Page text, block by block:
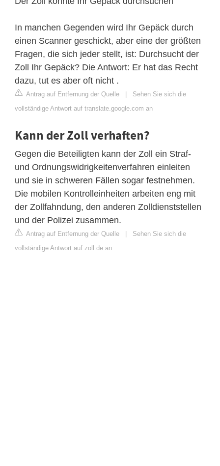
In manchen Gegenden wird Ihr Gepäck durch
einen Scanner geschickt, aber eine der größten
Fragen, die sich jeder stellt, ist: Durchsucht der
Zoll Ihr Gepäck? Die Antwort: Er hat das Recht
dazu, tut es aber oft nicht .
Antrag auf Entfernung der Quelle | Sehen Sie sich die
vollständige Antwort auf translate.google.com an
Kann der Zoll verhaften?
Gegen die Beteiligten kann der Zoll ein Straf-
und Ordnungswidrigkeitenverfahren einleiten
und sie in schweren Fällen sogar festnehmen.
Die mobilen Kontrolleinheiten arbeiten eng mit
der Zollfahndung, den anderen Zolldienststellen
und der Polizei zusammen.
Antrag auf Entfernung der Quelle | Sehen Sie sich die
vollständige Antwort auf zoll.de an